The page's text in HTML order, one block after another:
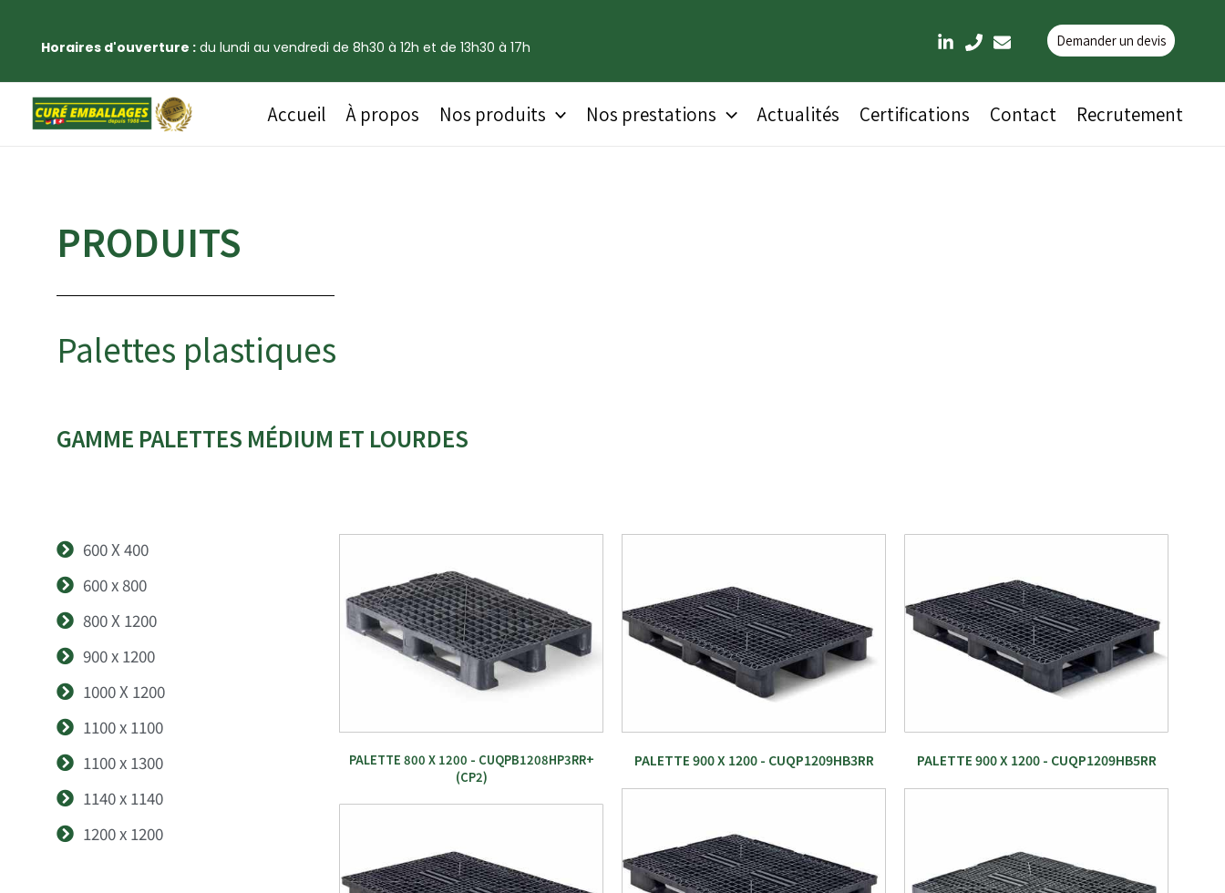
Horaires d'ouverture : du lundi au vendredi de 8h30 à 12h et de 13h30 à 17h Demander un devis
Accueil À propos Nos produits Nos prestations Actualités Certifications Contact Recrutement
PRODUITS
Palettes plastiques
GAMME PALETTES MÉDIUM ET LOURDES​
600 X 400
600 x 800
800 X 1200
900 x 1200
1000 X 1200
1100 x 1100
1100 x 1300
1140 x 1140
1200 x 1200
PALETTE 800 X 1200 - CUQPB1208HP3RR+
(CP2)
PALETTE 900 X 1200 - CUQP1209HB3RR PALETTE 900 X 1200 - CUQP1209HB5RR